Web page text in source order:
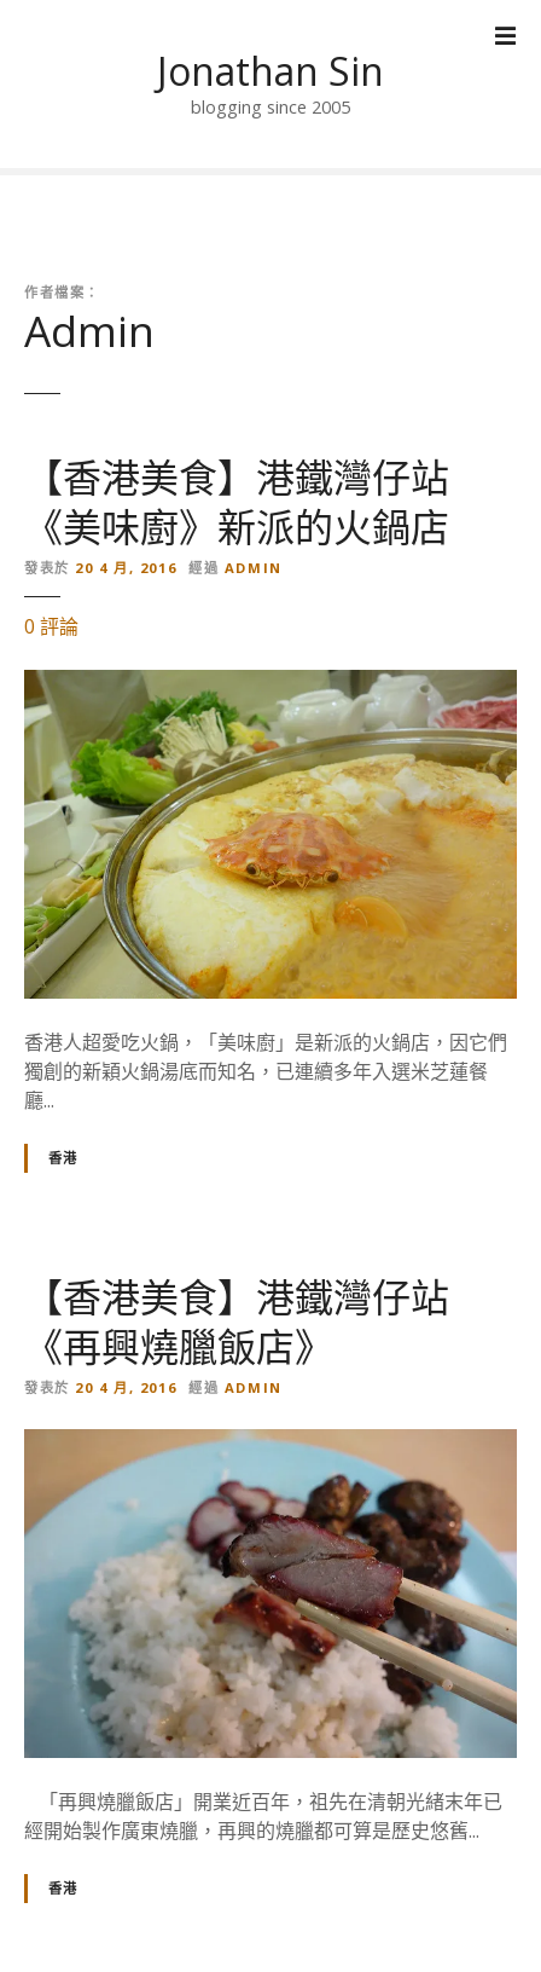
Jonathan Sin
blogging since 2005
作者檔案：
Admin
【香港美食】港鐵灣仔站
《美味廚》新派的火鍋店
發表於 20 4 月, 2016 經過 ADMIN
0 對
香
港
食
】
港
鐵
灣
仔
站
《
美
味
廚
》
新
派
的
評論
香港人超愛吃火鍋，「美味廚」是新派的火鍋店，因它們
獨創的新穎火鍋湯底而知名，已連續多年入選米芝蓮餐
廳...
香港
【香港美食】港鐵灣仔站
《再興燒臘飯店》
發表於 20 4 月, 2016 經過 ADMIN
「再興燒臘飯店」開業近百年，祖先在清朝光緒末年已
經開始製作廣東燒臘，再興的燒臘都可算是歷史悠舊...
香港